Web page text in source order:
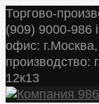
Торгово-
(909) 9000-986
офис:
производство:
12к13